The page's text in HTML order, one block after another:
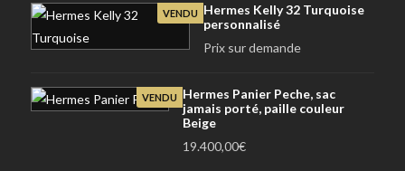
VENDU
Hermes Kelly 32 Turquoise
personnalisé
Prix sur demande
VENDU
Hermes Panier Peche, sac
jamais porté, paille couleur
Beige
19.400,00€